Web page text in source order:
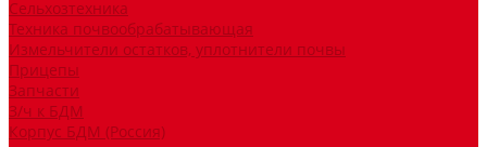
Сельхозтехника
Техника почвообрабатывающая
Измельчители остатков, уплотнители почвы
Прицепы
Запчасти
З/ч к БДМ
Корпус БДМ (Россия)